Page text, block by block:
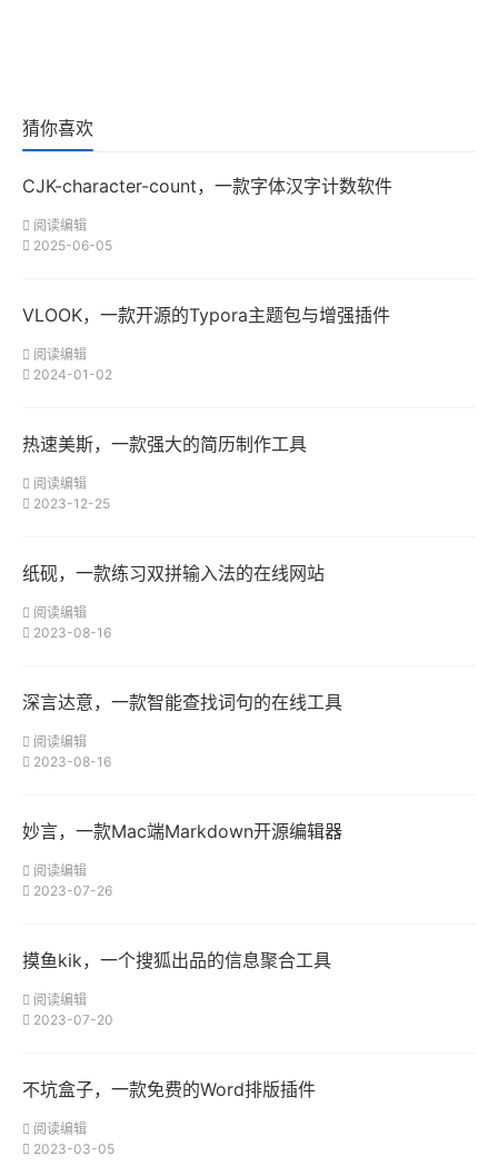
猜你喜欢
CJK-character-count，一款字体汉字计数软件
阅读编辑
2025-06-05
VLOOK，一款开源的Typora主题包与增强插件
阅读编辑
2024-01-02
热速美斯，一款强大的简历制作工具
阅读编辑
2023-12-25
​纸砚，一款练习双拼输入法的在线网站
阅读编辑
2023-08-16
深言达意，一款智能查找词句的在线工具
阅读编辑
2023-08-16
妙言，一款Mac端Markdown开源编辑器
阅读编辑
2023-07-26
摸鱼kik，一个搜狐出品的信息聚合工具
阅读编辑
2023-07-20
不坑盒子，一款免费的Word排版插件
阅读编辑
2023-03-05